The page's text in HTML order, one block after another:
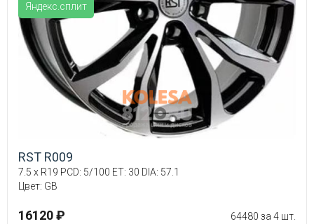
Яндекс.сплит
RST R009
7.5 x R19 PCD: 5/100 ET: 30 DIA: 57.1
Цвет: GB
16120 ₽ 64480 за 4 шт.